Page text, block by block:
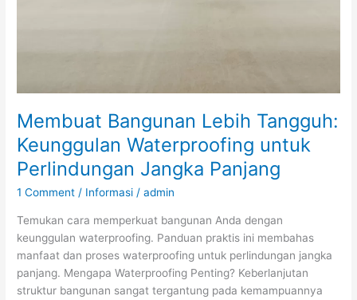
Membuat Bangunan Lebih Tangguh:
Keunggulan Waterproofing untuk
Perlindungan Jangka Panjang
1 Comment / Informasi /admin
Temukan cara memperkuat bangunan Anda dengan
keunggulan waterproofing. Panduan praktis ini membahas
manfaat dan proses waterproofing untuk perlindungan jangka
panjang. Mengapa Waterproofing Penting? Keberlanjutan
struktur bangunan sangat tergantung pada kemampuannya